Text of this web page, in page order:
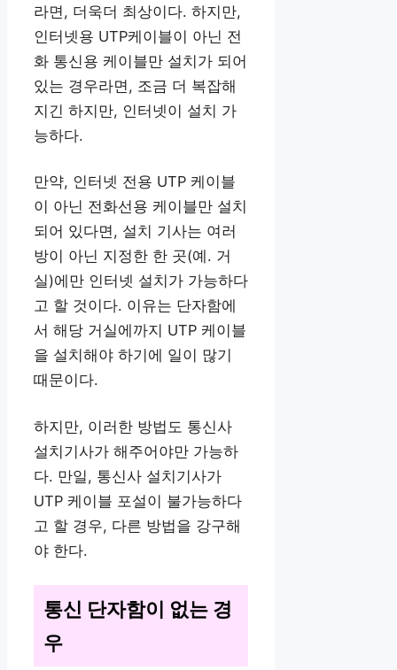
라면, 더욱더 최상이다. 하지만,
인터넷용 UTP케이블이 아닌 전
화 통신용 케이블만 설치가 되어
있는 경우라면, 조금 더 복잡해
지긴 하지만, 인터넷이 설치 가
능하다.
만약, 인터넷 전용 UTP 케이블
이 아닌 전화선용 케이블만 설치
되어 있다면, 설치 기사는 여러
방이 아닌 지정한 한 곳(예. 거
실)에만 인터넷 설치가 가능하다
고 할 것이다. 이유는 단자함에
서 해당 거실에까지 UTP 케이블
을 설치해야 하기에 일이 많기
때문이다.
하지만, 이러한 방법도 통신사
설치기사가 해주어야만 가능하
다. 만일, 통신사 설치기사가
UTP 케이블 포설이 불가능하다
고 할 경우, 다른 방법을 강구해
야 한다.
통신 단자함이 없는 경
우